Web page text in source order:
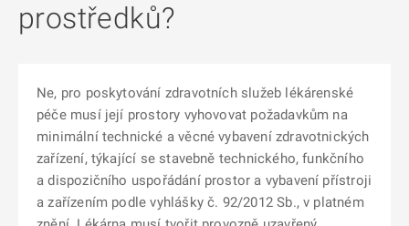
prostředků?
Ne, pro poskytování zdravotních služeb lékárenské
péče musí její prostory vyhovovat požadavkům na
minimální technické a věcné vybavení zdravotnických
zařízení, týkající se stavebně technického, funkčního
a dispozičního uspořádání prostor a vybavení přístroji
a zařízením podle vyhlášky č. 92/2012 Sb., v platném